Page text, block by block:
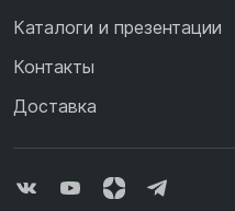
Каталоги и презентации
Контакты
Доставка